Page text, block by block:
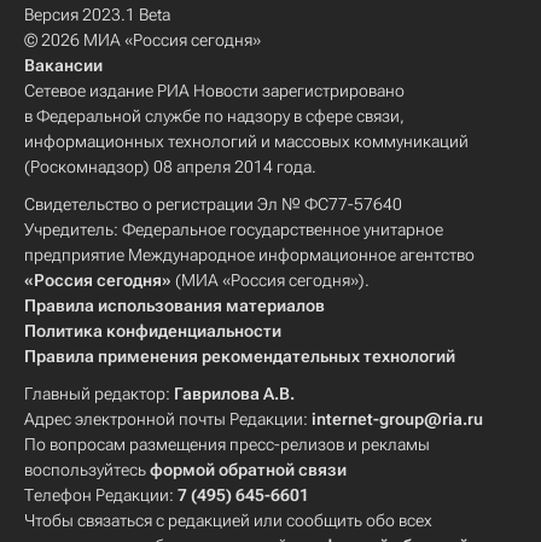
Версия 2023.1 Beta
© 2026 МИА «Россия сегодня»
Вакансии
Сетевое издание РИА Новости зарегистрировано
в Федеральной службе по надзору в сфере связи,
информационных технологий и массовых коммуникаций
(Роскомнадзор) 08 апреля 2014 года.
Свидетельство о регистрации Эл № ФС77-57640
Учредитель: Федеральное государственное унитарное
предприятие Международное информационное агентство
«Россия сегодня» (МИА «Россия сегодня»).
Правила использования материалов
Политика конфиденциальности
Правила применения рекомендательных технологий
Главный редактор: Гаврилова А.В.
Адрес электронной почты Редакции: internet-group@ria.ru
По вопросам размещения пресс-релизов и рекламы
воспользуйтесьформой обратной связи
Телефон Редакции: 7 (495) 645-6601
Чтобы связаться с редакцией или сообщить обо всех